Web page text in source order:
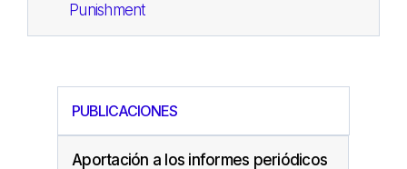
Punishment
PUBLICACIONES
Aportación a los informes periódicos